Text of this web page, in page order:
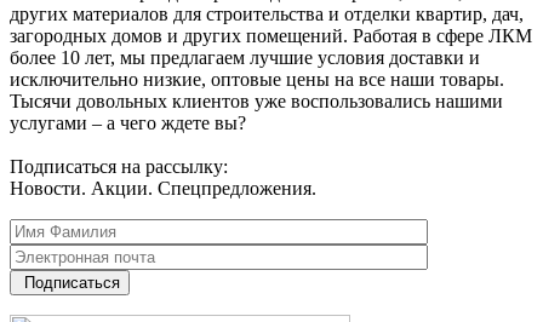
других материалов для строительства и отделки квартир, дач,
загородных домов и других помещений. Работая в сфере ЛКМ
более 10 лет, мы предлагаем лучшие условия доставки и
исключительно низкие, оптовые цены на все наши товары.
Тысячи довольных клиентов уже воспользовались нашими
услугами – а чего ждете вы?
Подписаться на рассылку:
Новости. Акции. Спецпредложения.
Подписаться